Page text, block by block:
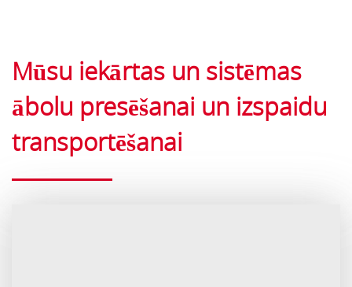
Mūsu iekārtas un sistēmas
ābolu presēšanai un izspaidu
transportēšanai